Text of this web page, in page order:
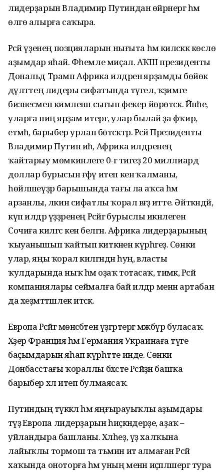
лидерҙарын Владимир Путиндан өйрәнергә һәм
өлгө алырға саҡыра.
Рәсәй үҙенең позцияларын нығыта һәм киләсәккә көслө
аҙымдар яһай. Фәһемле миҫал. АҠШ президенты
Дональд Трамп Африка илдәренә ярҙамды бөйөк
дәүләттең лидеры сифатында түгел, ҡәҙимге
бизнесмен кимәленән сығып фекер йөрөтәсәк. Йәнәһе,
уларға ниңә ярҙам итергә, улар былай ҙа фәҡир,
етмәһә, барыбер урлап бөтәсәктәр. Рәсәй Президенты
Владимир Путин иһә, Африка илдәренең
ҡайтарыу мөмкинлеге 0-гә тигеҙ 20 миллиард
доллар бурысын ғәфү итеп кенә ҡалманы,
һөйләшеүҙәр барышында тағы ла аҡса һәм
арзанлы, ләкин сифатлы ҡорал вәғәҙә итте. Әйткәндәй,
күп илдәр үҙҙәренең Рәсәйгә бурыслы икәнлеген
Сочиға килгәс кенә белгән. Африка лидерҙарының
ҡыуанышып ҡайтып киткәнен күрһәгеҙ. Сөнки
улар, яңы ҡорал килгәндән һуң, власты
ҡулдарында ныҡ һәм оҙаҡ тотасаҡ, тимәк, Рәсәй
компаниялары сеймалға бай илдәр менән артабан
да хеҙмәттәшлек итәсәк.
Европа Рәсәйгә мөнәсәбәтен үҙгәртергә мәжбүр буласаҡ.
Хәҙер Франция һәм Германия Украинаға тәүге
баҫымдарын яһап күрһәтте инде. Сөнки
Донбасстағы ҡораллы бәхәсте Рәсәйҙән башҡа
барыбер хәл итеп булмаясаҡ.
Путиндың тәүәккәл һәм яңғырауыҡлы аҙымдары
тәүҙә Европа лидерҙарын һиҫкәндерҙе, аҙаҡ –
уйландыра башланы. Хәлһеҙ, үҙ халҡына
лайыҡлы тормош та тәьмин итә алмаған Рәсәй
хаҡында оноторға һәм уның менән иҫәпләшергә тура